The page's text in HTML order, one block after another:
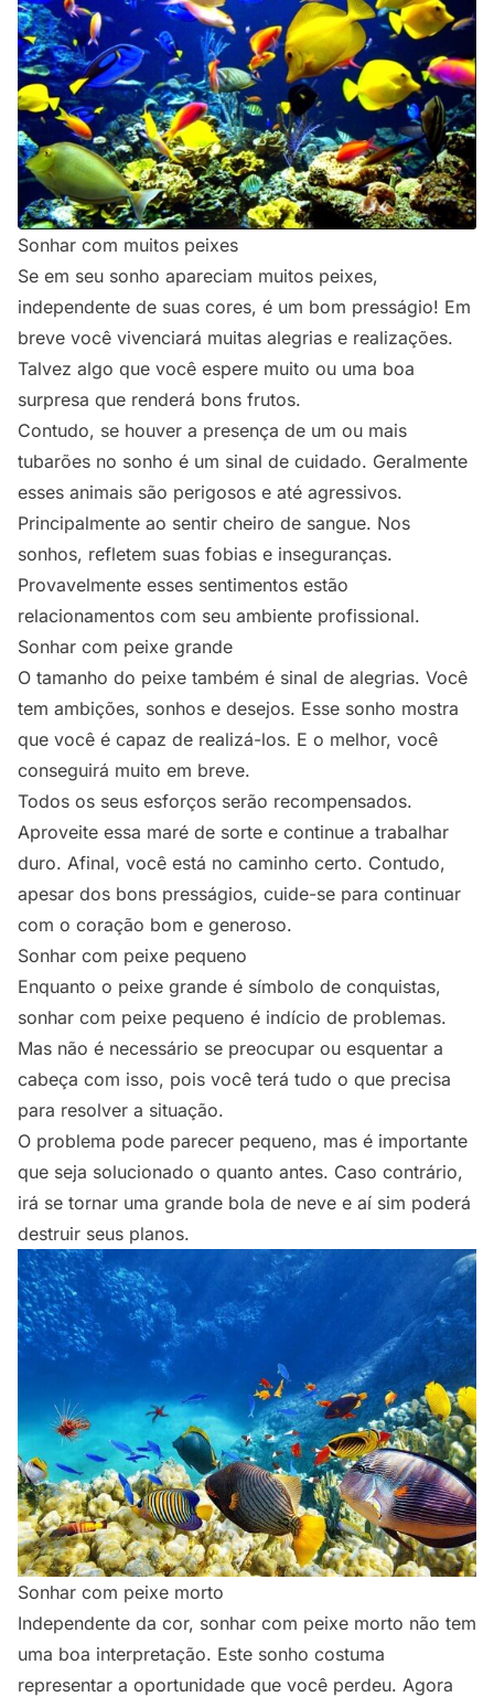
Sonhar com muitos peixes
Se em seu sonho apareciam muitos peixes,
independente de suas cores, é um bom presságio! Em
breve você vivenciará muitas alegrias e realizações.
Talvez algo que você espere muito ou uma boa
surpresa que renderá bons frutos.
Contudo, se houver a presença de um ou mais
tubarões no sonho é um sinal de cuidado. Geralmente
esses animais são perigosos e até agressivos.
Principalmente ao sentir cheiro de sangue. Nos
sonhos, refletem suas fobias e inseguranças.
Provavelmente esses sentimentos estão
relacionamentos com seu ambiente profissional.
Sonhar com peixe grande
O tamanho do peixe também é sinal de alegrias. Você
tem ambições, sonhos e desejos. Esse sonho mostra
que você é capaz de realizá-los. E o melhor, você
conseguirá muito em breve.
Todos os seus esforços serão recompensados.
Aproveite essa maré de sorte e continue a trabalhar
duro. Afinal, você está no caminho certo. Contudo,
apesar dos bons presságios, cuide-se para continuar
com o coração bom e generoso.
Sonhar com peixe pequeno
Enquanto o peixe grande é símbolo de conquistas,
sonhar com peixe pequeno é indício de problemas.
Mas não é necessário se preocupar ou esquentar a
cabeça com isso, pois você terá tudo o que precisa
para resolver a situação.
O problema pode parecer pequeno, mas é importante
que seja solucionado o quanto antes. Caso contrário,
irá se tornar uma grande bola de neve e aí sim poderá
destruir seus planos.
Sonhar com peixe morto
Independente da cor, sonhar com peixe morto não tem
uma boa interpretação. Este sonho costuma
representar a oportunidade que você perdeu. Agora